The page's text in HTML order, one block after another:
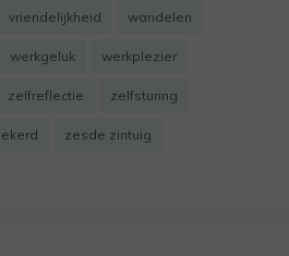
vriendelijkheid wandelen
werkgeluk werkplezier
zelfreflectie zelfsturing
zesde zintuig